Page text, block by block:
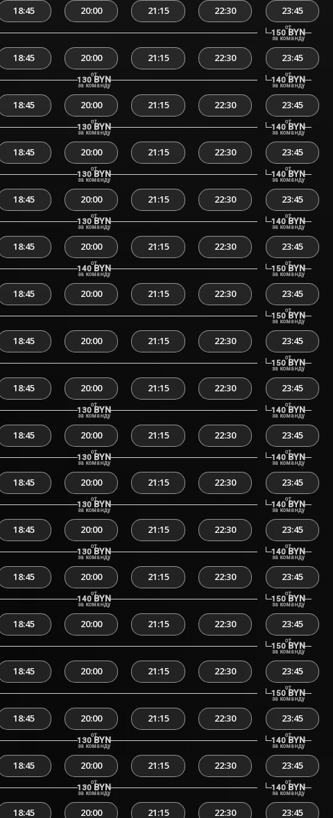
18:45 20:00 21:15 22:30 23:45
от
150 BYN
за команду
18:45 20:00 21:15 22:30 23:45
от
130 BYN
за команду
от
140 BYN
за команду
18:45 20:00 21:15 22:30 23:45
от
130 BYN
за команду
от
140 BYN
за команду
18:45 20:00 21:15 22:30 23:45
от
130 BYN
за команду
от
140 BYN
за команду
18:45 20:00 21:15 22:30 23:45
от
130 BYN
за команду
от
140 BYN
за команду
18:45 20:00 21:15 22:30 23:45
от
140 BYN
за команду
от
150 BYN
за команду
18:45 20:00 21:15 22:30 23:45
от
150 BYN
за команду
18:45 20:00 21:15 22:30 23:45
от
150 BYN
за команду
18:45 20:00 21:15 22:30 23:45
от
130 BYN
за команду
от
140 BYN
за команду
18:45 20:00 21:15 22:30 23:45
от
130 BYN
за команду
от
140 BYN
за команду
18:45 20:00 21:15 22:30 23:45
от
130 BYN
за команду
от
140 BYN
за команду
18:45 20:00 21:15 22:30 23:45
от
130 BYN
за команду
от
140 BYN
за команду
18:45 20:00 21:15 22:30 23:45
от
140 BYN
за команду
от
150 BYN
за команду
18:45 20:00 21:15 22:30 23:45
от
150 BYN
за команду
18:45 20:00 21:15 22:30 23:45
от
150 BYN
за команду
18:45 20:00 21:15 22:30 23:45
от
130 BYN
за команду
от
140 BYN
за команду
18:45 20:00 21:15 22:30 23:45
от
130 BYN
за команду
от
140 BYN
за команду
18:45 20:00 21:15 22:30 23:45